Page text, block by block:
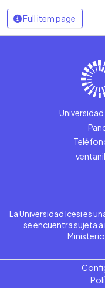
Full item page
La Universidad Icesi es
se encuentra sujeta